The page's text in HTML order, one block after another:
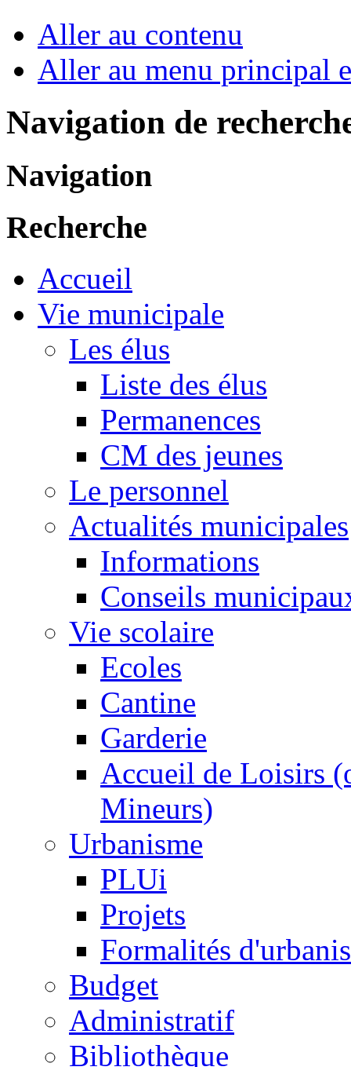
Aller au contenu
Aller au menu principal
Navigation de
Navigation
Recherche
Accueil
Vie municipale
Les élus
Liste des élus
Permanences
CM des jeunes
Le personnel
Actualités municipales
Informations
Conseils
Vie scolaire
Ecoles
Cantine
Garderie
Accueil de Loisirs
Mineurs)
Urbanisme
PLUi
Projets
Formalités
Budget
Administratif
Bibliothèque